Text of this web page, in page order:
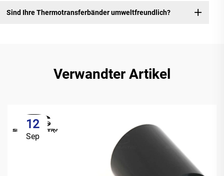
Sind Ihre Thermotransferbänder umweltfreundlich?
Verwandter Artikel
12
Sep